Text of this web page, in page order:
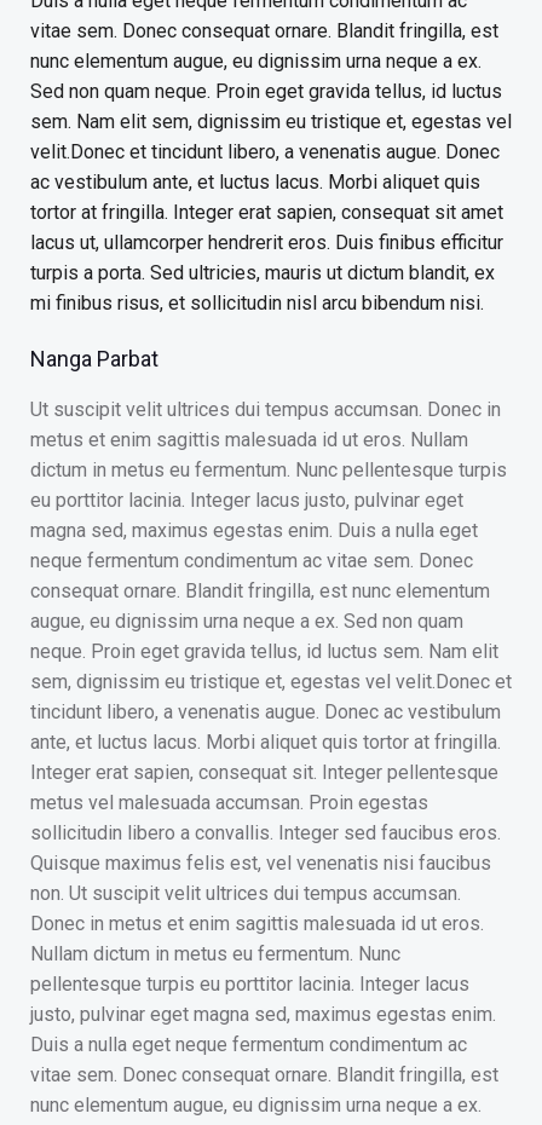
vitae sem. Donec consequat ornare. Blandit fringilla, est
nunc elementum augue, eu dignissim urna neque a ex.
Sed non quam neque. Proin eget gravida tellus, id luctus
sem. Nam elit sem, dignissim eu tristique et, egestas vel
velit.Donec et tincidunt libero, a venenatis augue. Donec
ac vestibulum ante, et luctus lacus. Morbi aliquet quis
tortor at fringilla. Integer erat sapien, consequat sit amet
lacus ut, ullamcorper hendrerit eros. Duis finibus efficitur
turpis a porta. Sed ultricies, mauris ut dictum blandit, ex
mi finibus risus, et sollicitudin nisl arcu bibendum nisi.
Nanga Parbat
Ut suscipit velit ultrices dui tempus accumsan. Donec in
metus et enim sagittis malesuada id ut eros. Nullam
dictum in metus eu fermentum. Nunc pellentesque turpis
eu porttitor lacinia. Integer lacus justo, pulvinar eget
magna sed, maximus egestas enim. Duis a nulla eget
neque fermentum condimentum ac vitae sem. Donec
consequat ornare. Blandit fringilla, est nunc elementum
augue, eu dignissim urna neque a ex. Sed non quam
neque. Proin eget gravida tellus, id luctus sem. Nam elit
sem, dignissim eu tristique et, egestas vel velit.Donec et
tincidunt libero, a venenatis augue. Donec ac vestibulum
ante, et luctus lacus. Morbi aliquet quis tortor at fringilla.
Integer erat sapien, consequat sit. Integer pellentesque
metus vel malesuada accumsan. Proin egestas
sollicitudin libero a convallis. Integer sed faucibus eros.
Quisque maximus felis est, vel venenatis nisi faucibus
non. Ut suscipit velit ultrices dui tempus accumsan.
Donec in metus et enim sagittis malesuada id ut eros.
Nullam dictum in metus eu fermentum. Nunc
pellentesque turpis eu porttitor lacinia. Integer lacus
justo, pulvinar eget magna sed, maximus egestas enim.
Duis a nulla eget neque fermentum condimentum ac
vitae sem. Donec consequat ornare. Blandit fringilla, est
nunc elementum augue, eu dignissim urna neque a ex.